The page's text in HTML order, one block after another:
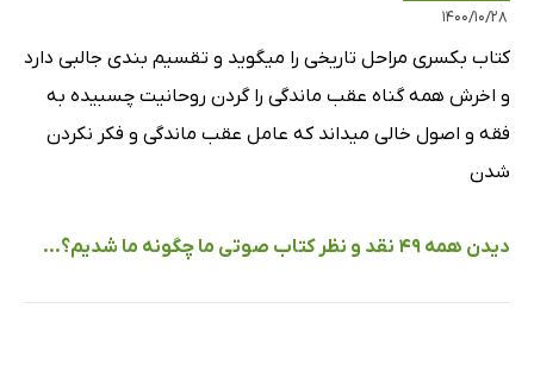
۱۴۰۰/۱۰/۲۸
کتاب بکسری مراحل تاریخی را میگوید و تقسیم بندی جالبی دارد
و اخرش همه گناه عقب ماندگی را گردن روحانیت چسبیده به
فقه و اصول خالی میداند که عامل عقب ماندگی و فکر نکردن
شدن
دیدن همه 49 نقد و نظر کتاب صوتی ما چگونه ما شدیم؟...